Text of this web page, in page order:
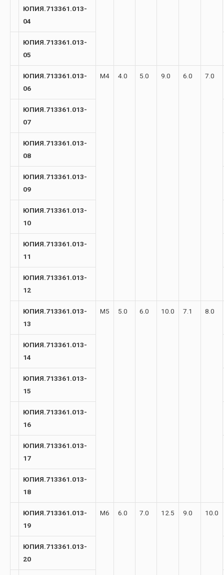
ЮПИЯ.713361.013-
04
ЮПИЯ.713361.013-
05
ЮПИЯ.713361.013-
06
М4 4.0 5.0 9.0 6.0 7.0
ЮПИЯ.713361.013-
07
ЮПИЯ.713361.013-
08
ЮПИЯ.713361.013-
09
ЮПИЯ.713361.013-
10
ЮПИЯ.713361.013-
11
ЮПИЯ.713361.013-
12
ЮПИЯ.713361.013-
13
М5 5.0 6.0 10.0 7.1 8.0
ЮПИЯ.713361.013-
14
ЮПИЯ.713361.013-
15
ЮПИЯ.713361.013-
16
ЮПИЯ.713361.013-
17
ЮПИЯ.713361.013-
18
ЮПИЯ.713361.013-
19
М6 6.0 7.0 12.5 9.0 10.0
ЮПИЯ.713361.013-
20